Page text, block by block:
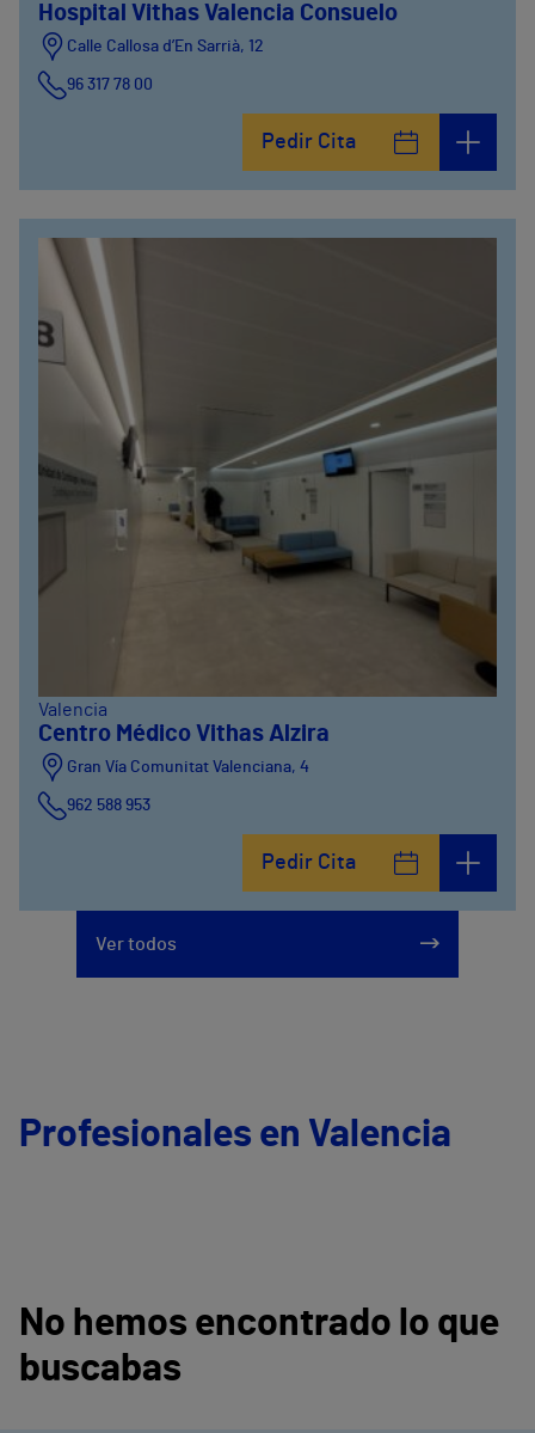
Hospital Vithas Valencia Consuelo
Calle Callosa d’En Sarrià, 12
96 317 78 00
Pedir Cita
Valencia
Centro Médico Vithas Alzira
Gran Vía Comunitat Valenciana, 4
962 588 953
Pedir Cita
Ver todos
Profesionales en Valencia
No hemos encontrado lo que
buscabas